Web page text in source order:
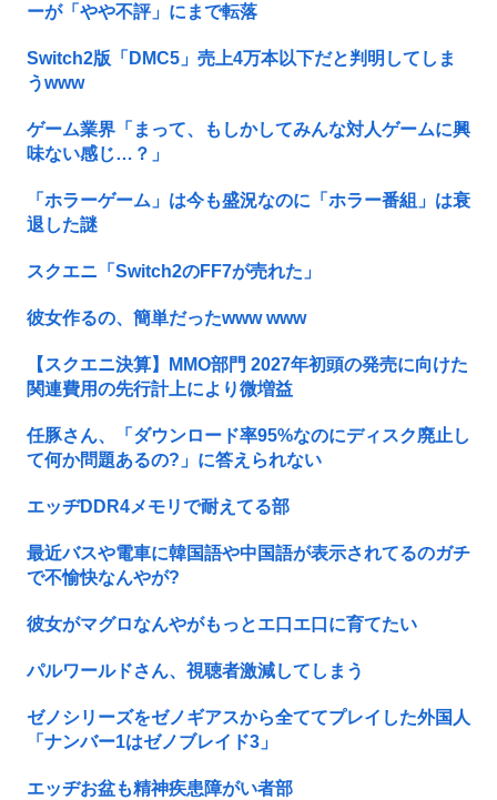
ーが「やや不評」にまで転落
Switch2版「DMC5」売上4万本以下だと判明してしま
うwww
ゲーム業界「まって、もしかしてみんな対人ゲームに興
味ない感じ…？」
「ホラーゲーム」は今も盛況なのに「ホラー番組」は衰
退した謎
スクエニ「Switch2のFF7が売れた」
彼女作るの、簡単だったwww www
【スクエニ決算】MMO部門 2027年初頭の発売に向けた
関連費用の先行計上により微増益
任豚さん、「ダウンロード率95%なのにディスク廃止し
て何か問題あるの?」に答えられない
エッヂDDR4メモリで耐えてる部
最近バスや電車に韓国語や中国語が表示されてるのガチ
で不愉快なんやが?
彼女がマグロなんやがもっとエ口エ口に育てたい
パルワールドさん、視聴者激減してしまう
ゼノシリーズをゼノギアスから全ててプレイした外国人
「ナンバー1はゼノブレイド3」
エッヂお盆も精神疾患障がい者部